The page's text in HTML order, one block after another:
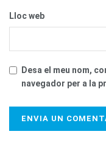
Lloc web
Desa el meu nom,
navegador per a la